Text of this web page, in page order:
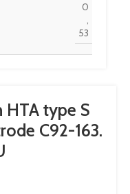
0
,
53
HTA type S
C92-163.